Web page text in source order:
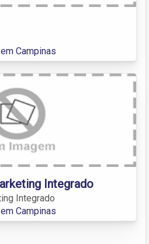
Campinas
Integrado
Integrado
Campinas